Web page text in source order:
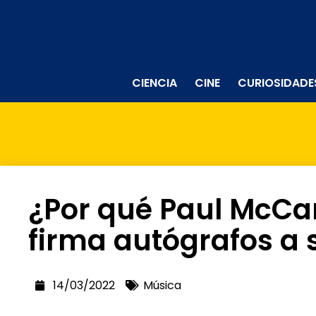
CIENCIA CINE
¿Por qué Paul
firma autógrafos a
14/03/2022 Música